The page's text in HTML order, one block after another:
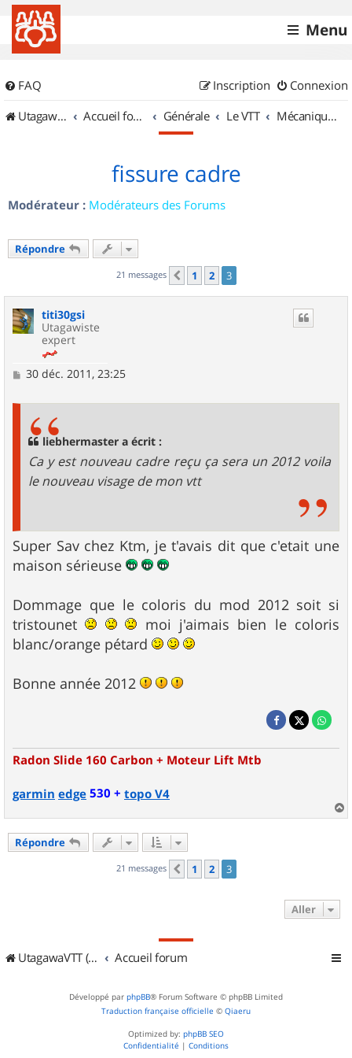
Menu
FAQ Connexion
Inscription
UtagawaVTT (Randos VTT et VTTAE avec traces GPS)
Accueil forum Générale Le VTT Mécanique et Entretiens
fissure cadre
Modérateur : Modérateurs des Forums
Répondre
21 messages Précédent
1 2 3
titi30gsi
Utagawiste
expert
M
30 déc. 2011, 23:25
liebhermaster a écrit :
Ca y est nouveau cadre reçu ça sera un 2012 voila
le nouveau visage de mon vtt
Super Sav chez Ktm, je t'avais dit que c'etait une
maison sérieuse
Dommage que le coloris du mod 2012 soit si
tristounet
moi j'aimais bien le coloris
blanc/orange pétard
Bonne année 2012
Radon Slide 160 Carbon + Moteur Lift Mtb
garmin edge530 + topo V4
a
Répondre
21 messages Précédent
1 2 3
Aller
UtagawaVTT (Randos VTT et VTTAE avec traces GPS) Accueil forum
Développé par phpBB® Forum Software © phpBB Limited
Traduction française officielle © Qiaeru
Optimized by: phpBB SEO
Confidentialité | Conditions